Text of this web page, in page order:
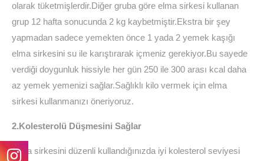
olarak tüketmişlerdir.Diğer gruba göre elma sirkesi kullanan
grup 12 hafta sonucunda 2 kg kaybetmiştir.Ekstra bir şey
yapmadan sadece yemekten önce 1 yada 2 yemek kaşığı
elma sirkesini su ile karıştırarak içmeniz gerekiyor.Bu sayede
verdiği doygunluk hissiyle her gün 250 ile 300 arası kcal daha
az yemek yemenizi sağlar.Sağlıklı kilo vermek için elma
sirkesi kullanmanızı öneriyoruz.
2.Kolesterolü Düşmesini Sağlar
Elma sirkesini düzenli kullandığınızda iyi kolesterol seviyesi